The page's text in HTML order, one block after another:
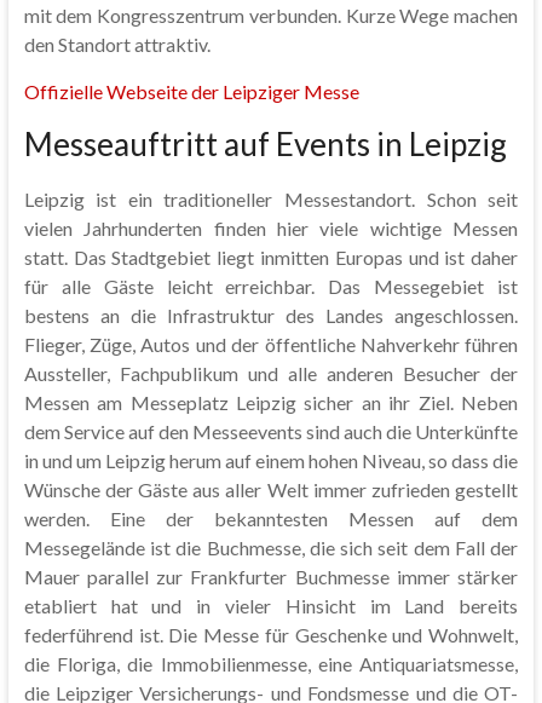
mit dem Kongresszentrum verbunden. Kurze Wege machen
den Standort attraktiv.
Offizielle Webseite der Leipziger Messe
Messeauftritt auf Events in Leipzig
Leipzig ist ein traditioneller Messestandort. Schon seit
vielen Jahrhunderten finden hier viele wichtige Messen
statt. Das Stadtgebiet liegt inmitten Europas und ist daher
für alle Gäste leicht erreichbar. Das Messegebiet ist
bestens an die Infrastruktur des Landes angeschlossen.
Flieger, Züge, Autos und der öffentliche Nahverkehr führen
Aussteller, Fachpublikum und alle anderen Besucher der
Messen am Messeplatz Leipzig sicher an ihr Ziel. Neben
dem Service auf den Messeevents sind auch die Unterkünfte
in und um Leipzig herum auf einem hohen Niveau, so dass die
Wünsche der Gäste aus aller Welt immer zufrieden gestellt
werden. Eine der bekanntesten Messen auf dem
Messegelände ist die Buchmesse, die sich seit dem Fall der
Mauer parallel zur Frankfurter Buchmesse immer stärker
etabliert hat und in vieler Hinsicht im Land bereits
federführend ist. Die Messe für Geschenke und Wohnwelt,
die Floriga, die Immobilienmesse, eine Antiquariatsmesse,
die Leipziger Versicherungs- und Fondsmesse und die OT-